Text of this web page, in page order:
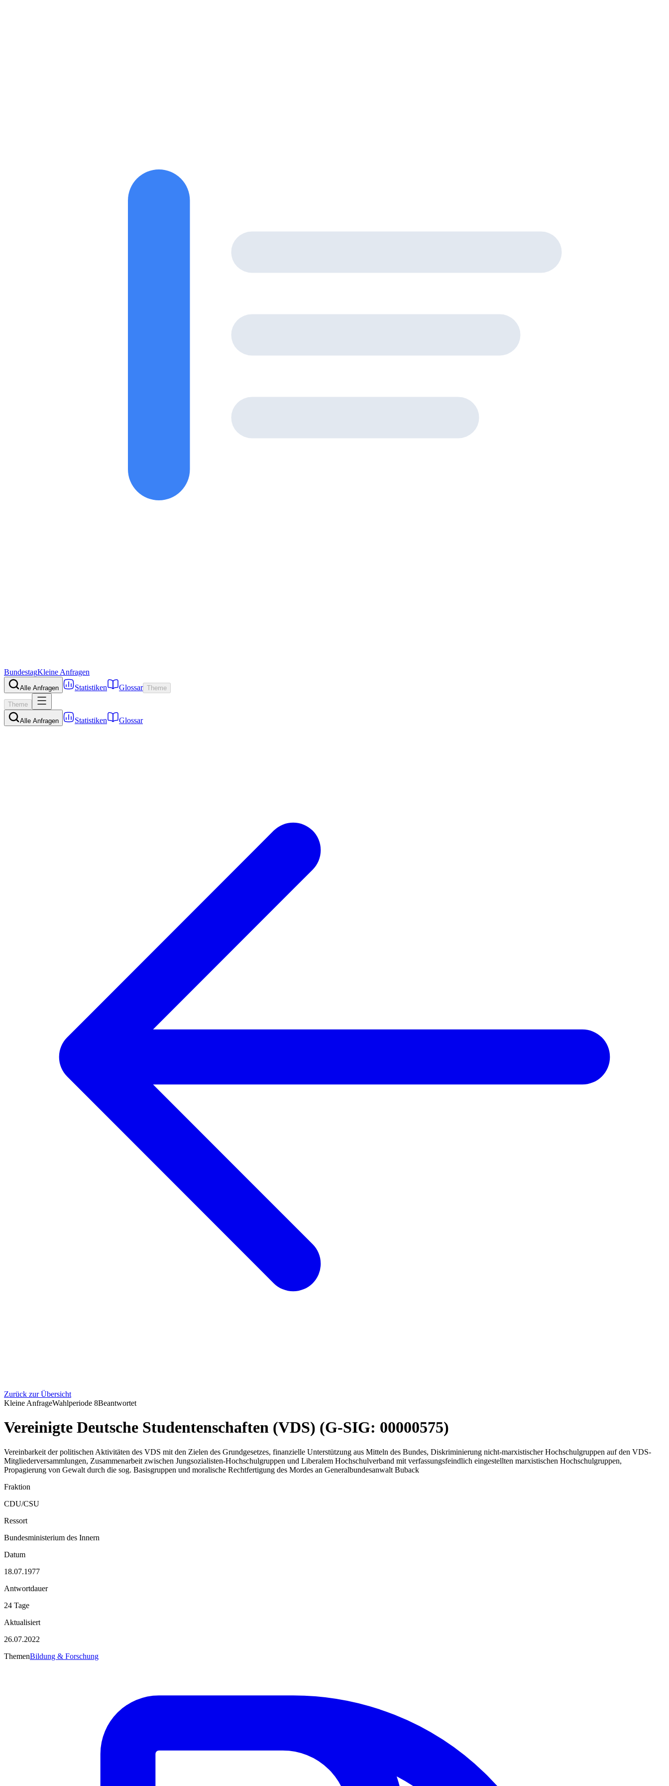
BundestagKleine Anfragen
Alle Anfragen Statistiken Glossar Theme
Theme
Alle Anfragen Statistiken Glossar
Zurück zur Übersicht
Kleine AnfrageWahlperiode 8Beantwortet
Vereinigte Deutsche Studentenschaften (VDS) (G-SIG: 00000575)
Vereinbarkeit der politischen Aktivitäten des VDS mit den Zielen des Grundgesetzes, finanzielle Unterstützung aus Mitteln des Bundes, Diskriminierung nicht-marxistischer Hochschulgruppen auf den VDS-
Mitgliederversammlungen, Zusammenarbeit zwischen Jungsozialisten-Hochschulgruppen und Liberalem Hochschulverband mit verfassungsfeindlich eingestellten marxistischen Hochschulgruppen,
Propagierung von Gewalt durch die sog. Basisgruppen und moralische Rechtfertigung des Mordes an Generalbundesanwalt Buback
Fraktion
CDU/CSU
Ressort
Bundesministerium des Innern
Datum
18.07.1977
Antwortdauer
24 Tage
Aktualisiert
26.07.2022
ThemenBildung & Forschung